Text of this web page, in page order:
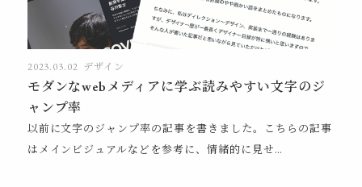
2023.03.02 デザイン
モダンなwebメディアに学ぶ読みやすい文字のジ
ャンプ率
以前に文字のジャンプ率の記事を書きました。こちらの記事
はメインビジュアルなどを参考に、情緒的に見せ…